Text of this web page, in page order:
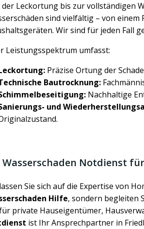
der Leckortung bis zur vollständigen
sind vielfältig – von
Wir sind für jeden Fall
Leistungsspektrum umfasst:
Präzise Ortung der
Bautrocknung:
Nachhaltige
und
Wasserschaden Notdienst
Sie sich auf die Expertise von
Hilfe, sondern begleiten
private Hauseigentümer,
ist Ihr Ansprechpartner in